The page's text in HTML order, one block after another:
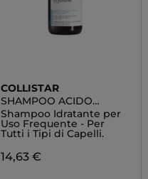
COLLISTAR
SHAMPOO ACIDO
IALURONICO
Shampoo Idratante per
Uso Frequente - Per
Tutti i Tipi di Capelli.
14,63 €